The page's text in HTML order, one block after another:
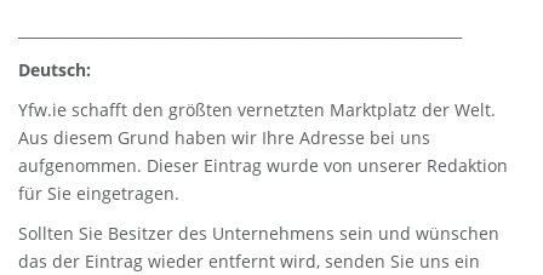
Deutsch:
Yfw.ie schafft den größten vernetzten Marktplatz der Welt.
Aus diesem Grund haben wir Ihre Adresse bei uns
aufgenommen. Dieser Eintrag wurde von unserer Redaktion
für Sie eingetragen.
Sollten Sie Besitzer des Unternehmens sein und wünschen
das der Eintrag wieder entfernt wird, senden Sie uns ein